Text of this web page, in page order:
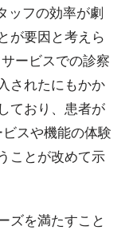
ッフの効率が劇
が要因と考えら
ービスでの診察
されたにもかか
ており、患者が
スや機能の体験
ことが改めて示
ズを満たすこと